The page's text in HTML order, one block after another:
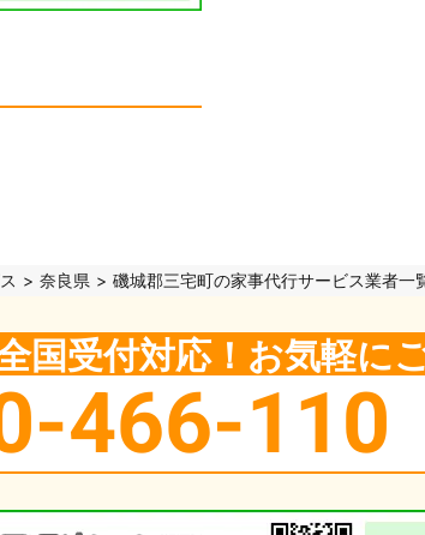
奈良県 磯城郡三宅町の家事代行サービス業者一
国受付対応！お気軽に
466-110